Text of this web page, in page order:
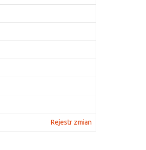
Rejestr zmian